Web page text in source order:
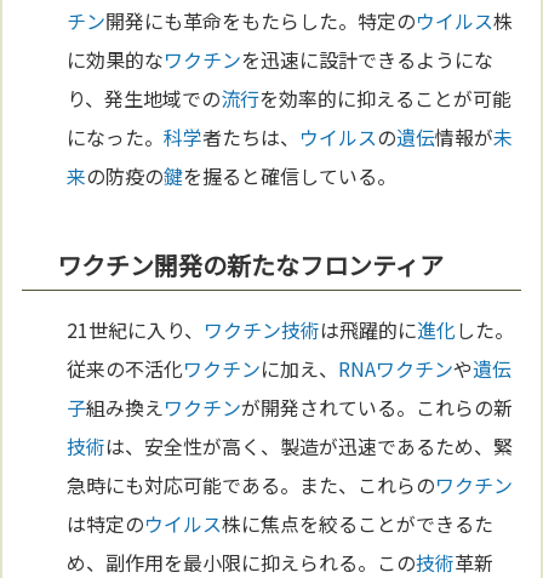
チン開発にも革命をもたらした。特定のウイルス株
に効果的なワクチンを迅速に設計できるようにな
り、発生地域での流行を効率的に抑えることが可能
になった。科学者たちは、 ウイルスの遺伝情報が未
来の防疫の鍵を握ると確信している。
ワクチン開発の新たなフロンティア
21世紀に入り、 ワクチン技術は飛躍的に進化した。
従来の不活化ワクチンに加え、 RNAワクチンや遺伝
子組み換えワクチンが開発されている。これらの新
技術は、安全性が高く、製造が迅速であるため、緊
急時にも対応可能である。また、これらのワクチン
は特定のウイルス株に焦点を絞ることができるた
め、副作用を最小限に抑えられる。この技術革新